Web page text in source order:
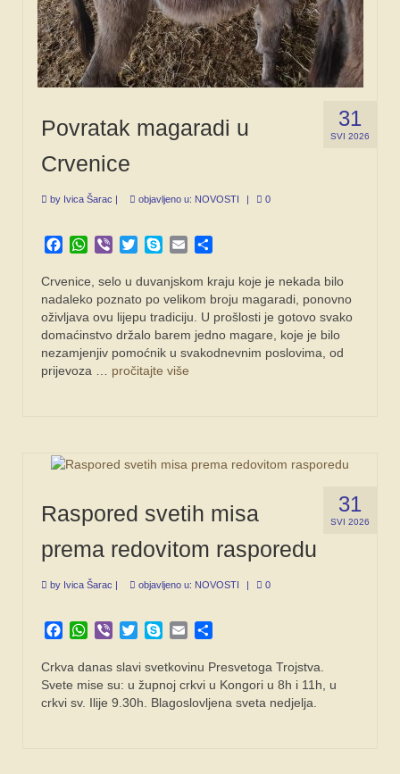
31
SVI 2026
Povratak magaradi u
Crvenice
by Ivica Šarac objavljeno u: NOVOSTI 0
Facebook
WhatsApp
Viber TwitterSkypeEmail
Crvenice, selo u duvanjskom kraju koje je nekada bilo
nadaleko poznato po velikom broju magaradi, ponovno
oživljava ovu lijepu tradiciju. U prošlosti je gotovo svako
domaćinstvo držalo barem jedno magare, koje je bilo
nezamjenjiv pomoćnik u svakodnevnim poslovima, od
prijevoza … pročitajte više
31
SVI 2026
Raspored svetih misa
prema redovitom rasporedu
by Ivica Šarac | objavljeno u: NOVOSTI | 0
Facebook
WhatsApp
Viber TwitterSkypeEmail
Crkva danas slavi svetkovinu Presvetoga Trojstva.
Svete mise su: u župnoj crkvi u Kongori u 8h i 11h, u
crkvi sv. Ilije 9.30h. Blagoslovljena sveta nedjelja.